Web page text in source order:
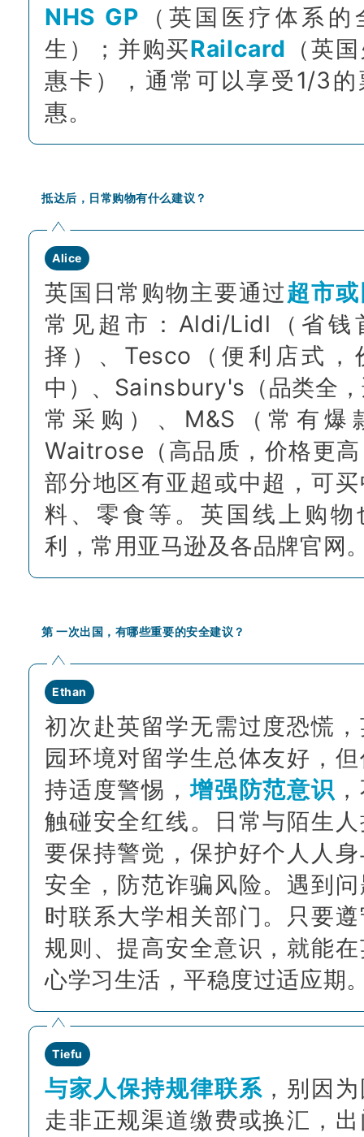
NHS GP （英国医疗体系的
生）；并购买Railcard （英
惠卡），通常可以享受1/3的
惠。
抵达后，日常购物有什么建议？
Alice
英国日常购物主要通过超市
常见超市：Aldi/Lidl（省钱
择）、Tesco（便利店式，
中）、Sainsbury's（品类全
常采购）、M&S（常有爆
Waitrose（高品质，价格更
部分地区有亚超或中超，可
料、零食等。英国线上购物
利，常用亚马逊及各品牌官网
第 一次出国，有哪些重要的安全建议？
Ethan
初次赴英留学无需过度恐慌
园环境对留学生总体友好，
持适度警惕，增强防范意识
触碰安全红线。日常与陌生
要保持警觉，保护好个人人
安全，防范诈骗风险。遇到
时联系大学相关部门。只要
规则、提高安全意识，就能
心学习生活，平稳度过适应期
Tiefu
与家人保持规律联系 ，别因
走非正规渠道缴费或换汇，